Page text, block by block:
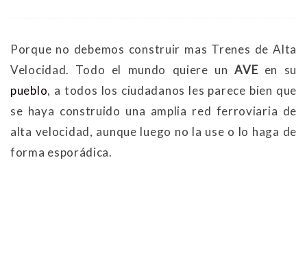
Porque no debemos construir mas Trenes de Alta
Velocidad. Todo el mundo quiere unAVE en su
pueblo, a todos los ciudadanos les parece bien que
se haya construido una amplia red ferroviaria de
alta velocidad, aunque luego no la use o lo haga de
forma esporádica.